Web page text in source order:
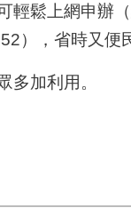
輕鬆上網申辦（
），省時又便
多加利用。